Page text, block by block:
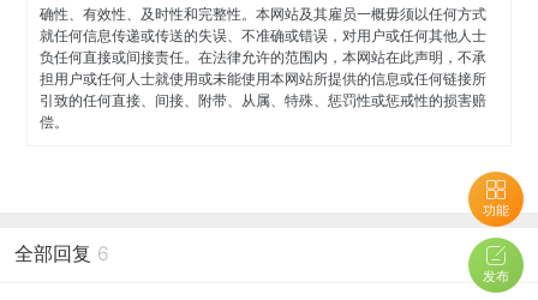
功能
发布
确性、有效性、及时性和完整性。本网站及其雇员一概毋须以任何方式
就任何信息传递或传送的失误、不准确或错误，对用户或任何其他人士
负任何直接或间接责任。在法律允许的范围内，本网站在此声明，不承
担用户或任何人士就使用或未能使用本网站所提供的信息或任何链接所
引致的任何直接、间接、附带、从属、特殊、惩罚性或惩戒性的损害赔
偿。
全部回复 6